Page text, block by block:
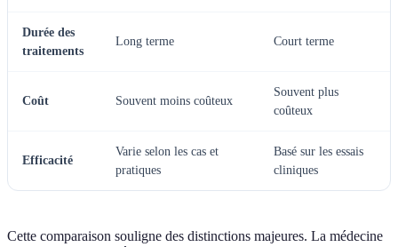
Durée des
traitements
Long terme Court terme
Coût Souvent moins coûteux
Souvent plus
coûteux
Efficacité
Varie selon les cas et
pratiques
Basé sur les essais
cliniques
Cette comparaison souligne des distinctions majeures. La médecine